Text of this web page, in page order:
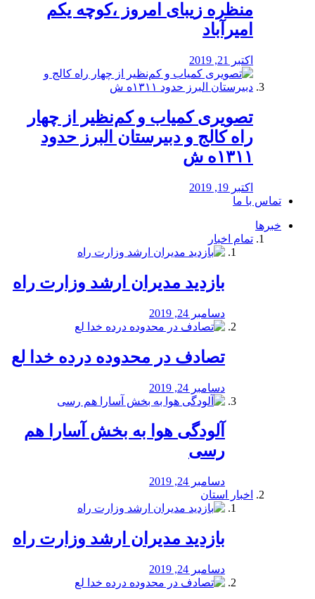
منظره‌‌ زیبای امروز ،کوچه یکم
امیرآباد
اکتبر 21, 2019
️تصویری کمیاب و کم‌نظیر از چهار
راه كالج و دبيرستان البرز حدود
۱۳۱۱ه ش
اکتبر 19, 2019
تماس با ما
خبرها
تمام اخبار
بازدید مدیران ارشد وزارت راه
دسامبر 24, 2019
تصادف در محدوده درده خدا لع
دسامبر 24, 2019
آلودگی هوا به بخش آسارا هم
رسی
دسامبر 24, 2019
اخبار استان
بازدید مدیران ارشد وزارت راه
دسامبر 24, 2019